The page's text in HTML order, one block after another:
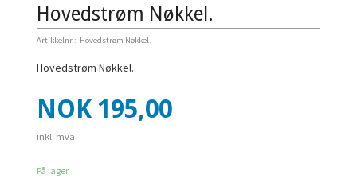
Hovedstrøm Nøkkel.
Artikkelnr.: Hovedstrøm Nøkkel.
Hovedstrøm Nøkkel.
Pris
NOK 195,00
inkl. mva.
På lager